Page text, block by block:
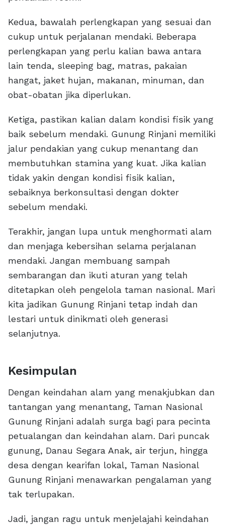
Kedua, bawalah perlengkapan yang sesuai dan
cukup untuk perjalanan mendaki. Beberapa
perlengkapan yang perlu kalian bawa antara
lain tenda, sleeping bag, matras, pakaian
hangat, jaket hujan, makanan, minuman, dan
obat-obatan jika diperlukan.
Ketiga, pastikan kalian dalam kondisi fisik yang
baik sebelum mendaki. Gunung Rinjani memiliki
jalur pendakian yang cukup menantang dan
membutuhkan stamina yang kuat. Jika kalian
tidak yakin dengan kondisi fisik kalian,
sebaiknya berkonsultasi dengan dokter
sebelum mendaki.
Terakhir, jangan lupa untuk menghormati alam
dan menjaga kebersihan selama perjalanan
mendaki. Jangan membuang sampah
sembarangan dan ikuti aturan yang telah
ditetapkan oleh pengelola taman nasional. Mari
kita jadikan Gunung Rinjani tetap indah dan
lestari untuk dinikmati oleh generasi
selanjutnya.
Kesimpulan
Dengan keindahan alam yang menakjubkan dan
tantangan yang menantang, Taman Nasional
Gunung Rinjani adalah surga bagi para pecinta
petualangan dan keindahan alam. Dari puncak
gunung, Danau Segara Anak, air terjun, hingga
desa dengan kearifan lokal, Taman Nasional
Gunung Rinjani menawarkan pengalaman yang
tak terlupakan.
Jadi, jangan ragu untuk menjelajahi keindahan